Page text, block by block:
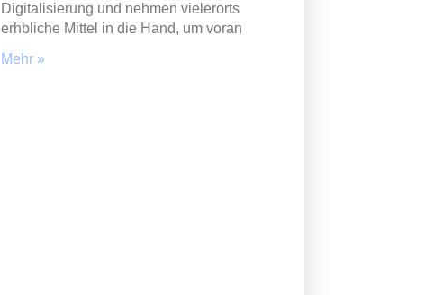
Digitalisierung und nehmen vielerorts
erhbliche Mittel in die Hand, um voran
Mehr »